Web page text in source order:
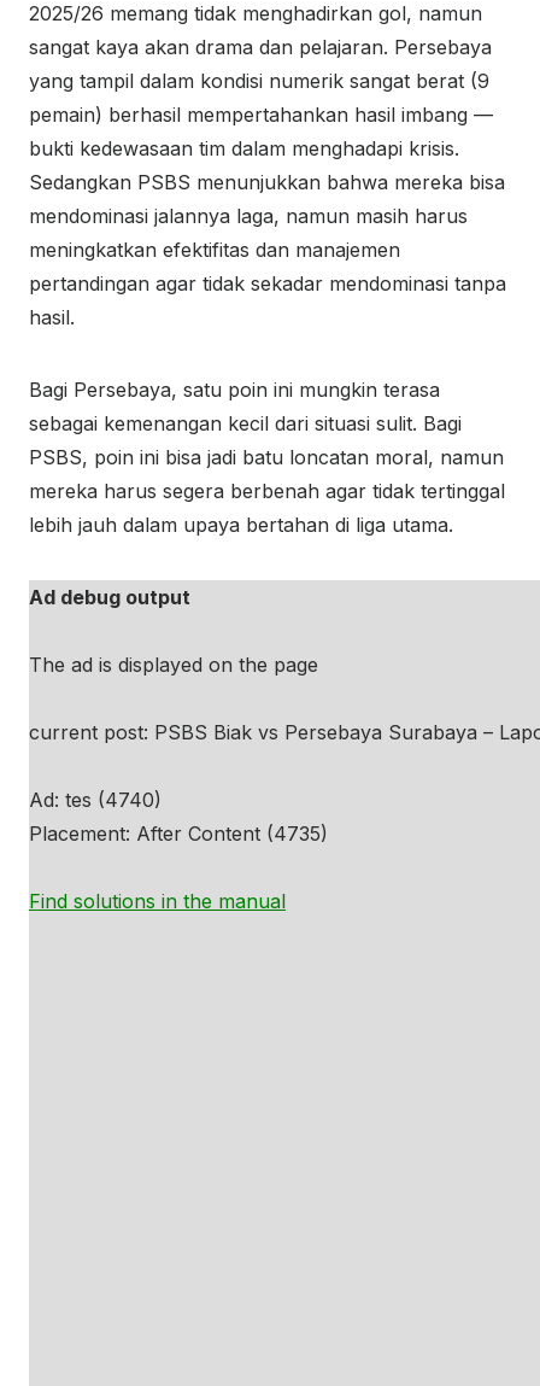
2025/26 memang tidak menghadirkan gol, namun
sangat kaya akan drama dan pelajaran. Persebaya
yang tampil dalam kondisi numerik sangat berat (9
pemain) berhasil mempertahankan hasil imbang —
bukti kedewasaan tim dalam menghadapi krisis.
Sedangkan PSBS menunjukkan bahwa mereka bisa
mendominasi jalannya laga, namun masih harus
meningkatkan efektifitas dan manajemen
pertandingan agar tidak sekadar mendominasi tanpa
hasil.
Bagi Persebaya, satu poin ini mungkin terasa
sebagai kemenangan kecil dari situasi sulit. Bagi
PSBS, poin ini bisa jadi batu loncatan moral, namun
mereka harus segera berbenah agar tidak tertinggal
lebih jauh dalam upaya bertahan di liga utama.
Ad debug output
The ad is displayed on the page
current post: PSBS Biak vs Persebaya Surabaya –
Ad: tes (4740)
Placement: After Content (4735)
Find solutions in the manual